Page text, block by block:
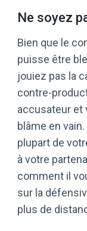
Ne soyez
Bien que le
puisse être
jouiez pas la
contre-
accusateur et
blâme en
plupart de
à votre
comment il
sur la
plus de